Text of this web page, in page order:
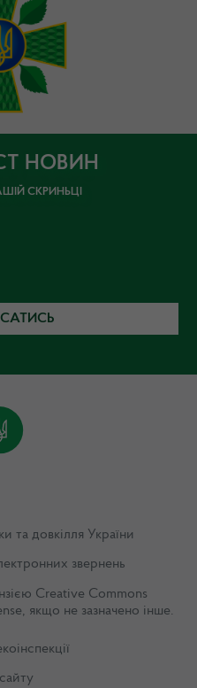
НОВИН
СКРИНЬЦІ
та довкілля України
звернень
Creative Commons
, якщо не зазначено інше.